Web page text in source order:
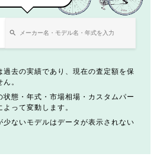
過去の実績であり、現在の査定額を保
。
状態・年式・市場相場・カスタムパー
って変動します。
少ないモデルはデータが表示されない